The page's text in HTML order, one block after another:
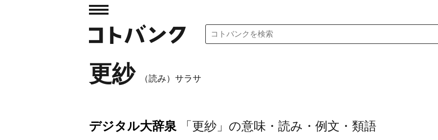
更紗 （読み）サラサ
デジタル大辞泉 「更紗」の意味・読み・例文・類語